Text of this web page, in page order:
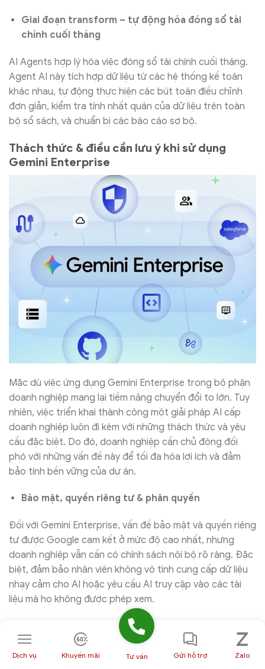
Giai đoạn transform – tự động hóa đóng sổ tài
chính cuối tháng
AI Agents hợp lý hóa việc đóng sổ tài chính cuối tháng.
Agent AI này tích hợp dữ liệu từ các hệ thống kế toán
khác nhau, tự động thực hiện các bút toán điều chỉnh
đơn giản, kiểm tra tính nhất quán của dữ liệu trên toàn
bộ sổ sách, và chuẩn bị các báo cáo sơ bộ.
Thách thức & điều cần lưu ý khi sử dụng
Gemini Enterprise
Mặc dù việc ứng dụng Gemini Enterprise trong bộ phận
doanh nghiệp mang lại tiềm năng chuyển đổi to lớn. Tuy
nhiên, việc triển khai thành công một giải pháp AI cấp
doanh nghiệp luôn đi kèm với những thách thức và yêu
cầu đặc biệt. Do đó, doanh nghiệp cần chủ động đối
phó với những vấn đề này để tối đa hóa lợi ích và đảm
bảo tính bền vững của dự án.
Bảo mật, quyền riêng tư & phân quyền
Đối với Gemini Enterprise, vấn đề bảo mật và quyền riêng
tư được Google cam kết ở mức độ cao nhất, nhưng
doanh nghiệp vẫn cần có chính sách nội bộ rõ ràng. Đặc
biệt, đảm bảo nhân viên không vô tình cung cấp dữ liệu
nhạy cảm cho AI hoặc yêu cầu AI truy cập vào các tài
liệu mà họ không được phép xem.
Do đó, doanh nghiệp cần thiết lập cơ chế phân quyền
chi tiết theo vai trò, đảm bảo mỗi nhân viên chỉ được
truy cập đúng phạm vi dữ liệu cần thiết. Ngoài ra, việc
Dịch vụ Khuyến mãi Tư vấn Gửi hỗ trợ Zalo